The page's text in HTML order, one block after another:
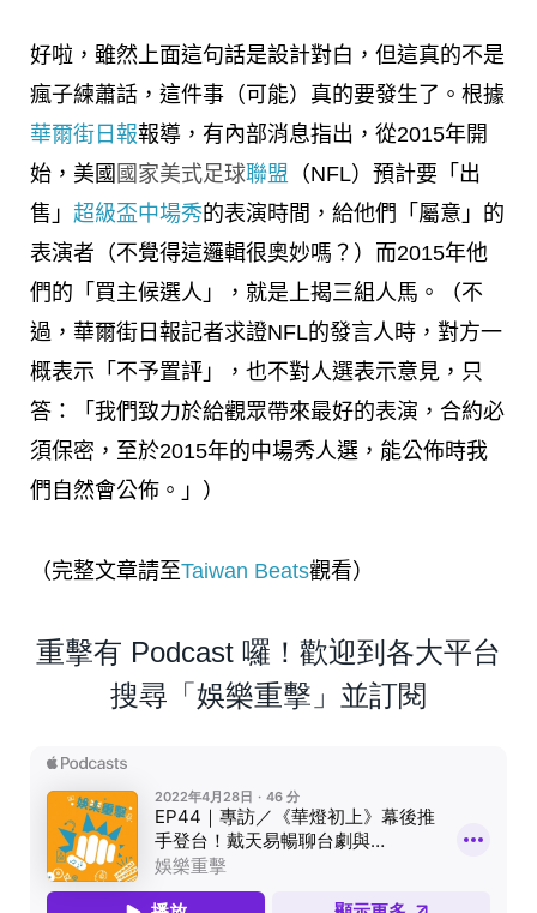
好啦，雖然上面這句話是設計對白，但這真的不是
瘋子練蕭話，這件事（可能）真的要發生了。根據
華爾街日報報導，有內部消息指出，從2015年開
始，美國 國家美式足球聯盟 （NFL） 預計要「出
售」 超級盃中場秀的表演時間，給他們「屬意」的
表演者（不覺得這邏輯很奧妙嗎？）而2015年他
們的「買主候選人」，就是上揭三組人馬。（不
過，華爾街日報記者求證NFL的發言人時，對方一
概表示「不予置評」，也不對人選表示意見，只
答：「我們致力於給觀眾帶來最好的表演，合約必
須保密，至於2015年的中場秀人選，能公佈時我
們自然會公佈。」）
（完整文章請至Taiwan Beats觀看）
重擊有 Podcast 囉！歡迎到各大平台
搜尋「娛樂重擊」並訂閱